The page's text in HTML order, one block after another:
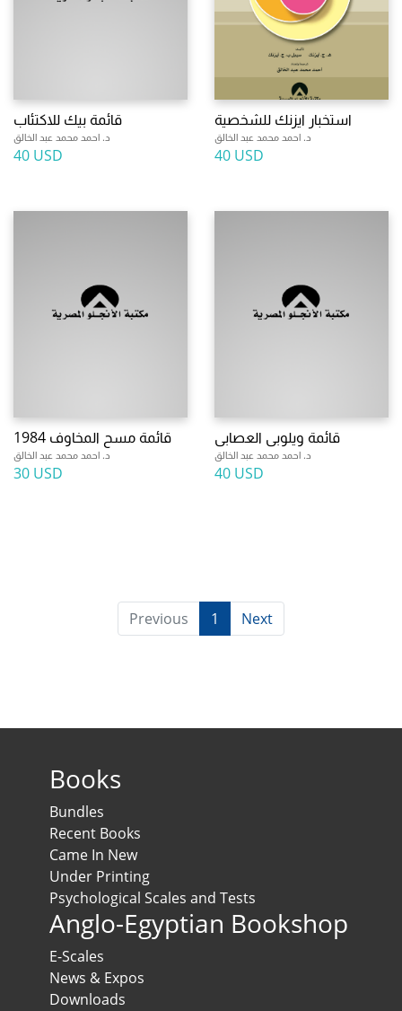
قائمة بيك للاكتئاب
د. احمد محمد عبد الخالق
40 USD
استخبار ايزنك للشخصية
د. احمد محمد عبد الخالق
40 USD
قائمة مسح المخاوف 1984
د. احمد محمد عبد الخالق
30 USD
قائمة ويلوبى العصابى
د. احمد محمد عبد الخالق
40 USD
Previous 1 Next
Books
Bundles
Recent Books
Came In New
Under Printing
Psychological Scales and Tests
Anglo-Egyptian Bookshop
E-Scales
News & Expos
Downloads